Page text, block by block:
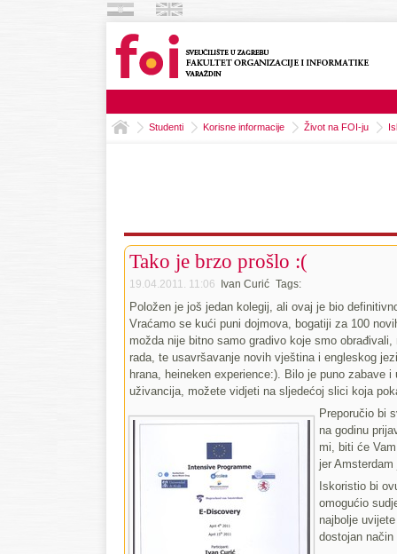
Studenti Korisne informacije Život na FOI-ju
Tako je brzo prošlo :(
19.04.2011. 11:06 Ivan Curić Tags:
Položen je još jedan kolegij, ali ovaj je bio
Vraćamo se kući puni dojmova, bogatiji za 100
možda nije bitno samo gradivo koje smo
rada, te usavršavanje novih vještina i engleskog
hrana, heineken experience:). Bilo je puno zabave
uživancija, možete vidjeti na sljedećoj slici koja
Preporučio bi
na godinu
mi, biti će
jer
Iskoristio bi
omogućio
najbolje
dostojan